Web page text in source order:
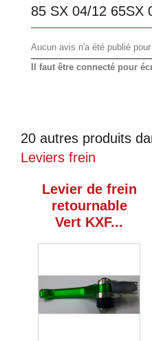
85 SX 04/12 65SX
Aucun avis n'a été publié
Il faut être connecté pour
20 autres produits
Leviers frein
Levier de frein
retournable
Vert KXF...